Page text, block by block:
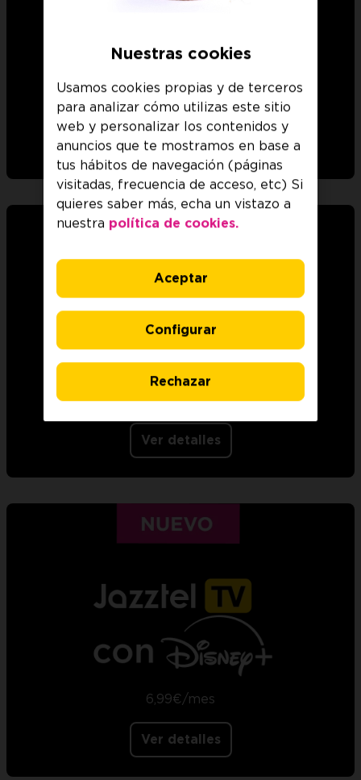
8,99€/mes
Ver detalles
9,99€/mes
Ver detalles
6,99€/mes
Ver detalles
Nuestras cookies
Usamos cookies propias y de terceros
para analizar cómo utilizas este sitio
web y personalizar los contenidos y
anuncios que te mostramos en base a
tus hábitos de navegación (páginas
visitadas, frecuencia de acceso, etc) Si
quieres saber más, echa un vistazo a
nuestra política de cookies.
Configurar
Rechazar
Aceptar